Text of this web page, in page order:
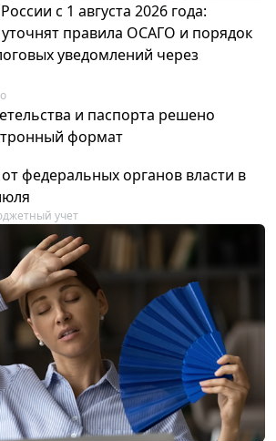
с 1 августа 2026 года:
правила ОСАГО и порядок
уведомлений через
и паспорта решено
формат
федеральных органов власти в
учет